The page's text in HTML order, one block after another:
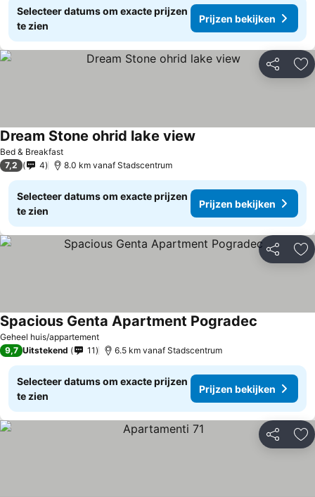
Selecteer datums om exacte prijzen
te zien
Prijzen bekijken
Delen
Bed & Breakfast
Dream Stone ohrid lake view
7,2 4 8.0 km vanaf Stadscentrum
Selecteer datums om exacte prijzen
te zien
Prijzen bekijken
Delen
Geheel huis/appartement
Spacious Genta Apartment Pogradec
9,7 Uitstekend 11 6.5 km vanaf Stadscentrum
Selecteer datums om exacte prijzen
te zien
Prijzen bekijken
Delen